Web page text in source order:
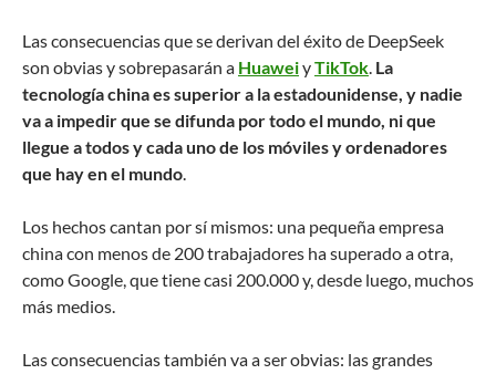
Las consecuencias que se derivan del éxito de DeepSeek
son obvias y sobrepasarán a HuaweiyTikTok. La
tecnología china es superior a la estadounidense, y nadie
va a impedir que se difunda por todo el mundo, ni que
llegue a todos y cada uno de los móviles y ordenadores
que hay en el mundo.
Los hechos cantan por sí mismos: una pequeña empresa
china con menos de 200 trabajadores ha superado a otra,
como Google, que tiene casi 200.000 y, desde luego, muchos
más medios.
Las consecuencias también va a ser obvias: las grandes